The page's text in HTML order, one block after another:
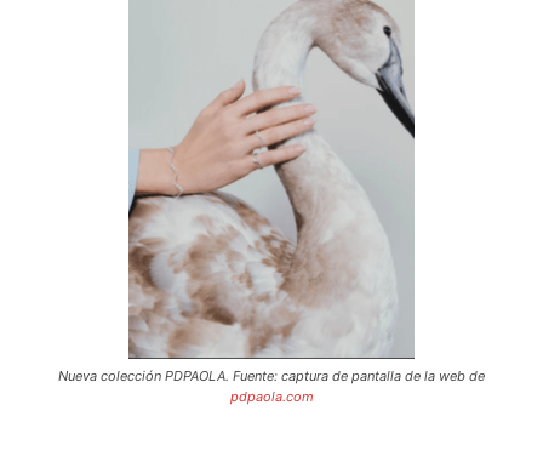
Nueva colección PDPAOLA. Fuente: captura de pantalla de la web de
pdpaola.com